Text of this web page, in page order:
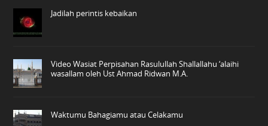
Jadilah perintis kebaikan
Video Wasiat Perpisahan Rasulullah Shallallahu ‘alaihi
wasallam oleh Ust Ahmad Ridwan M.A.
Waktumu Bahagiamu atau Celakamu